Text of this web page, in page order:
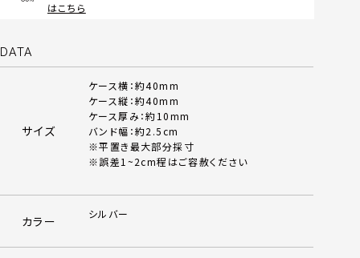
はこちら
DATA
サイズ
ケース横：約40mm
ケース縦：約40mm
ケース厚み：約10mm
バンド幅：約2.5cm
※平置き最大部分採寸
※誤差1~2cm程はご容赦ください
カラー シルバー